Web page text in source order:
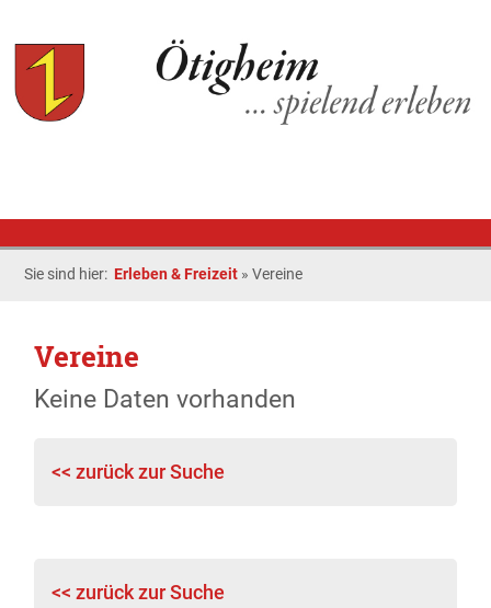
Sie sind hier: Erleben & Freizeit »Vereine
Vereine
Keine Daten vorhanden
<< zurück zur Suche
<< zurück zur Suche